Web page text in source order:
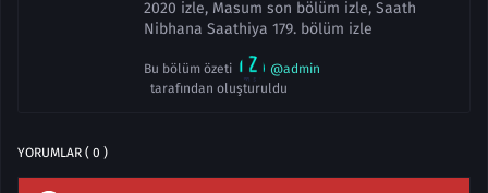
2020 izle, Masum son bölüm izle, Saath
Nibhana Saathiya 179. bölüm izle
Bu bölüm özeti
@admin
tarafından oluşturuldu
YORUMLAR ( 0 )